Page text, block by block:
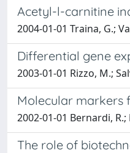
Acetyl-l-carnitine
2004-01-01 Traina, G.;
Differential gene
2003-01-01 Rizzo, M.;
Molecular markers
2002-01-01 Bernardi,
The role of